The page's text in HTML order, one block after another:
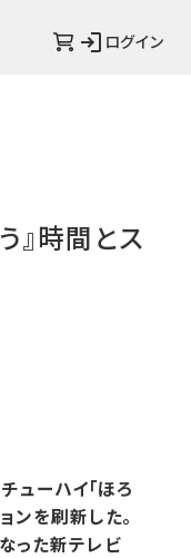
ログイン
』時間とス
ューハイ「ほろ
ンを刷新した。
った新テレビ